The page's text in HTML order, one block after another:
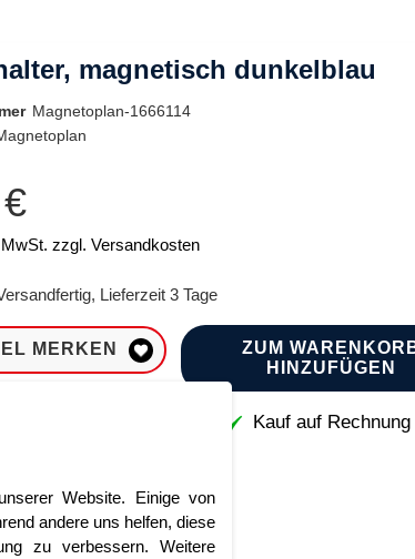
magnetisch dunkelblau
Magnetoplan-1666114
zzgl. Versandkosten
Lieferzeit 3 Tage
MERKEN
ZUM
HINZUFÜGEN
lieferbar Kauf auf Rechnung
Website. Einige von
andere uns helfen, diese
zu verbessern. Weitere